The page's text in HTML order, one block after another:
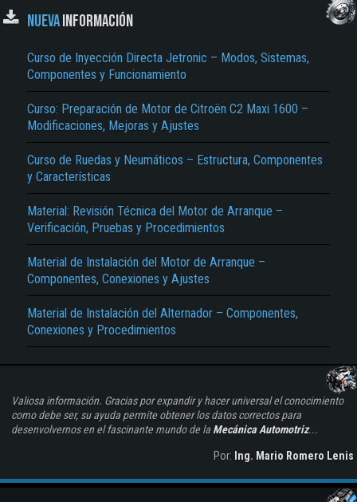
NUEVAINFORMACIÓN
Curso de Inyección Directa Jetronic – Modos, Sistemas,
Componentes y Funcionamiento
Curso: Preparación de Motor de Citroën C2 Maxi 1600 –
Modificaciones, Mejoras y Ajustes
Curso de Ruedas y Neumáticos – Estructura, Componentes
y Características
Material: Revisión Técnica del Motor de Arranque –
Verificación, Pruebas y Procedimientos
Material de Instalación del Motor de Arranque –
Componentes, Conexiones y Ajustes
Material de Instalación del Alternador – Componentes,
Conexiones y Procedimientos
Valiosa información. Gracias por expandir y hacer universal el conocimiento
como debe ser, su ayuda permite obtener los datos correctos para
desenvolvernos en el fascinante mundo de la Mecánica Automotriz...
Por: Ing. Mario Romero Lenis